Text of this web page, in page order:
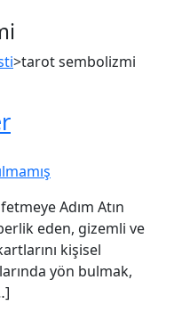
>tarot sembolizmi
Adım Atın
eden, gizemli ve
kişisel
yön bulmak,